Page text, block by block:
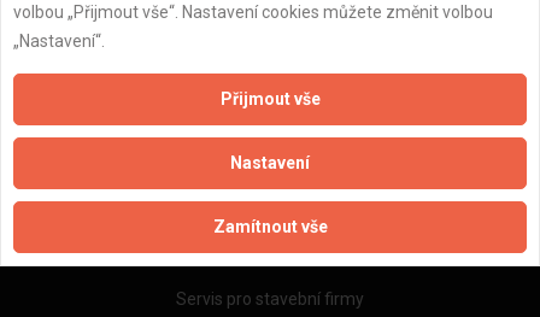
Naše firmy a řemeslníci
Zásady pro používání souborů cookie
Obchodní podmínky (zprostředkování)
Obchodní podmínky (rozpočtování)
Reference
Naše excelové tabulky online
Naše služby
Servis pro stavební firmy
volbou „Přijmout vše“. Nastavení cookies můžete změnit volbou
„Nastavení“.
Přijmout vše
Nastavení
Zamítnout vše